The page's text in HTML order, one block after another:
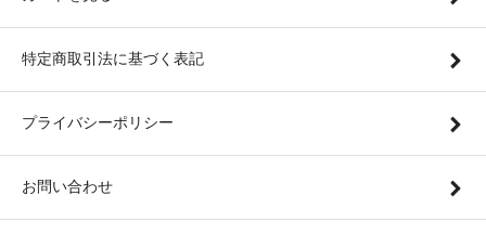
特定商取引法に基づく表記
プライバシーポリシー
お問い合わせ